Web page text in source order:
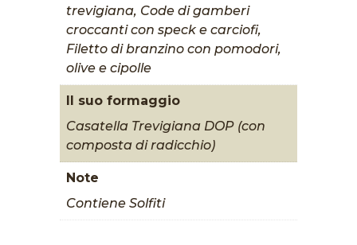
trevigiana, Code di gamberi
croccanti con speck e carciofi,
Filetto di branzino con pomodori,
olive e cipolle
Il suo formaggio
Casatella Trevigiana DOP (con
composta di radicchio)
Note
Contiene Solfiti